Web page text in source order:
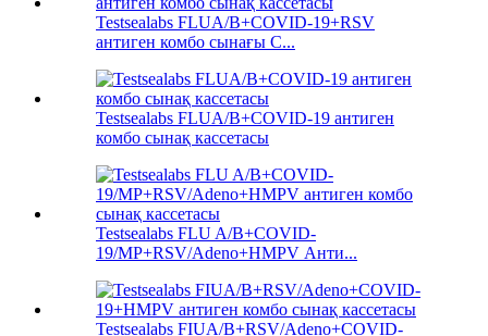
Testsealabs FLUA/B+COVID-19+RSV
антиген комбо сынағы C...
Testsealabs FLUA/B+COVID-19 антиген
комбо сынақ кассетасы
Testsealabs FLU A/B+COVID-
19/MP+RSV/Adeno+HMPV Анти...
Testsealabs FIUA/B+RSV/Adeno+COVID-